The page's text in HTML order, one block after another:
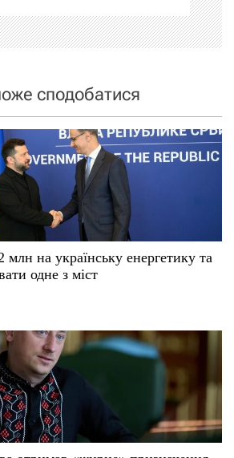
сподобатися
млн на українську енергетику та
одне з міст